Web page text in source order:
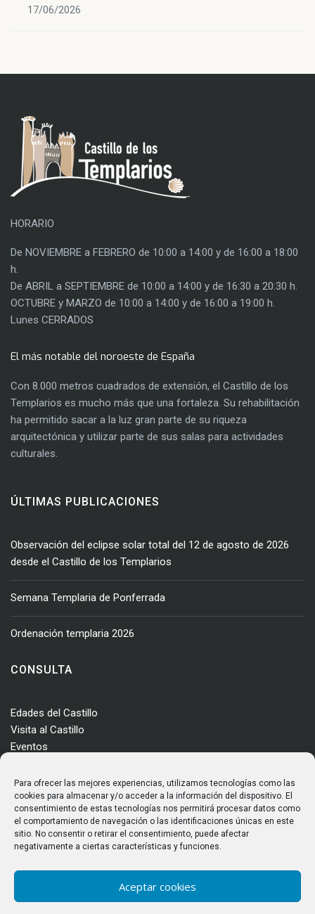
Para ofrecer las mejores experiencias, utilizamos tecnologías como las
cookies para almacenar y/o acceder a la información del dispositivo. El
consentimiento de estas tecnologías nos permitirá procesar datos como
el comportamiento de navegación o las identificaciones únicas en este
sitio. No consentir o retirar el consentimiento, puede afectar
negativamente a ciertas características y funciones.
Aceptar cookies
17/06/2026
HORARIO
De NOVIEMBRE a FEBRERO de 10:00 a 14:00 y de 16:00 a 18:00
h.
De ABRIL a SEPTIEMBRE de 10:00 a 14:00 y de 16:30 a 20:30 h.
OCTUBRE y MARZO de 10:00 a 14:00 y de 16:00 a 19:00 h.
Lunes CERRADOS
El más notable del noroeste de España
Con 8.000 metros cuadrados de extensión, el Castillo de los
Templarios es mucho más que una fortaleza. Su rehabilitación
ha permitido sacar a la luz gran parte de su riqueza
arquitectónica y utilizar parte de sus salas para actividades
culturales.
ÚLTIMAS PUBLICACIONES
Observación del eclipse solar total del 12 de agosto de 2026
desde el Castillo de los Templarios
Semana Templaria de Ponferrada
Ordenación templaria 2026
CONSULTA
Edades del Castillo
Visita al Castillo
Eventos
Enclave
Más información
Consultas
Horarios y tarifas